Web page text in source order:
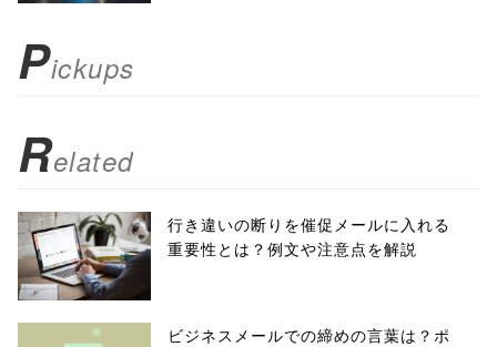
false;"> シェア
Pickups
Related
行き違いの断りを催促メールに入れる
重要性とは？例文や注意点を解説
ビジネスメールでの締めの言葉は？ポ